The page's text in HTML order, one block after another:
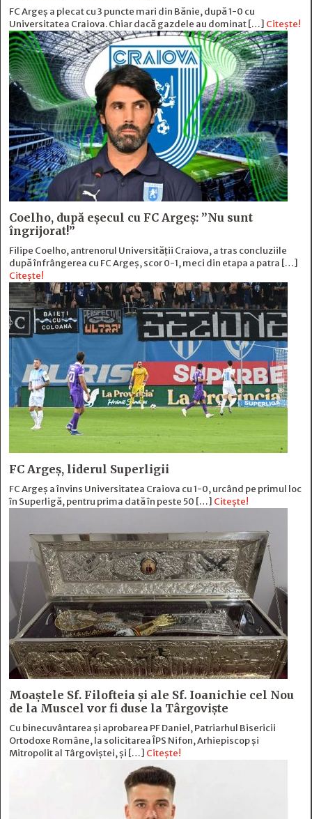
FC Argeș a plecat cu 3 puncte mari din Bănie, după 1-0 cu
Universitatea Craiova. Chiar dacă gazdele au dominat […] Citește!
Coelho, după eșecul cu FC Argeș: ”Nu sunt
îngrijorat!”
Filipe Coelho, antrenorul Universității Craiova, a tras concluziile
după înfrângerea cu FC Argeș, scor 0-1, meci din etapa a patra […]
Citește!
FC Argeș, liderul Superligii
FC Argeș a învins Universitatea Craiova cu 1-0, urcând pe primul loc
în Superligă, pentru prima dată în peste 50 […] Citește!
Moaștele Sf. Filofteia și ale Sf. Ioanichie cel Nou
de la Muscel vor fi duse la Târgoviște
Cu binecuvântarea și aprobarea PF Daniel, Patriarhul Bisericii
Ortodoxe Române, la solicitarea ÎPS Nifon, Arhiepiscop și
Mitropolit al Târgoviștei, și […] Citește!